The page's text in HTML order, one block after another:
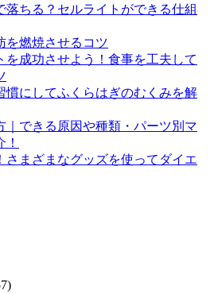
落ちる？セルライトができる仕組
を燃焼させるコツ
を成功させよう！食事を工夫して
慣にしてふくらはぎのむくみを解
｜できる原因や種類・パーツ別マ
さまざまなグッズを使ってダイエ